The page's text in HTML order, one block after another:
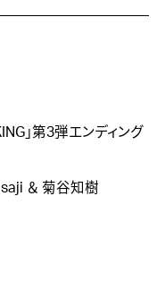
」第3弾エンディング
＆ 菊谷知樹